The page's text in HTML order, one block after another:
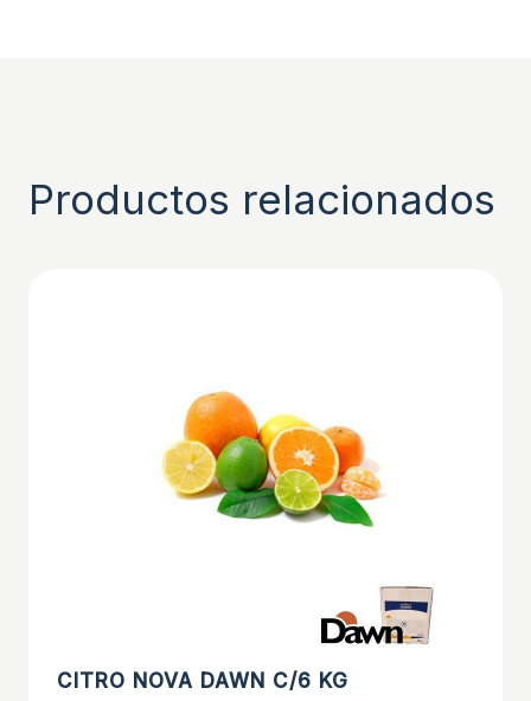
Productos relacionados
CITRO NOVA DAWN C/6 KG